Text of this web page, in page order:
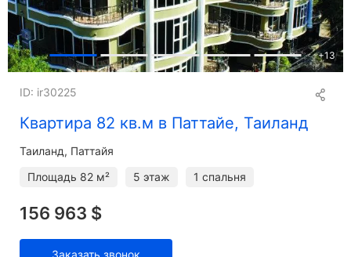
+13
Квартира 82 кв.м в Паттайе, Таиланд
ID: ir30225
Таиланд, Паттайя
Площадь 82 м² 5 этаж 1 спальня
156 963 $
Заказать звонок